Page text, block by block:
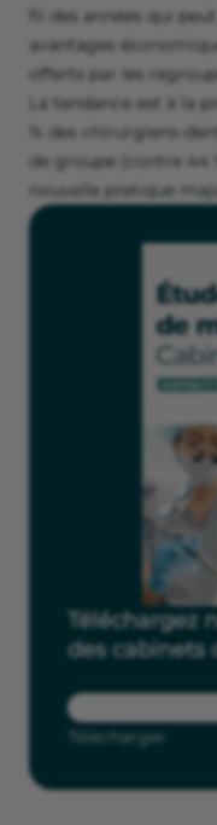
fil des années qui
avantages
offerts par les
La tendance est à la
% des chirurgiens-
de groupe (contre 44
nouvelle pratique
Téléchargez
des cabinets
Télécharger